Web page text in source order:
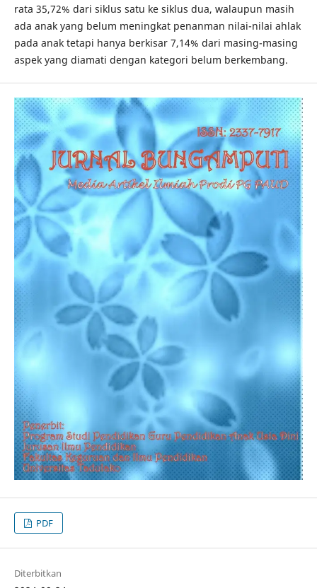
rata 35,72% dari siklus satu ke siklus dua, walaupun masih
ada anak yang belum meningkat penanman nilai-nilai ahlak
pada anak tetapi hanya berkisar 7,14% dari masing-masing
aspek yang diamati dengan kategori belum berkembang.
PDF
Diterbitkan